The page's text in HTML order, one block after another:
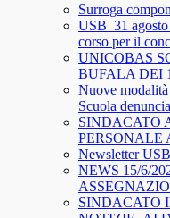
Surroga
USB_31 agosto
corso per il
UNICOBAS
BUFALA DEI
Nuove
Scuola
SINDACATO
PERSONALE
Newsletter
NEWS 15/6/
SINDACATO